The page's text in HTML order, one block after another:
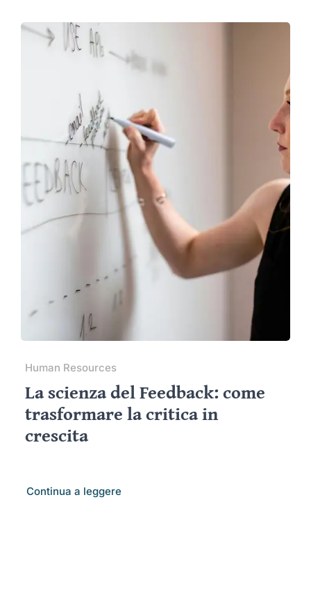
Chi sono
Human Resources
La scienza del Feedback: come
trasformare la critica in
crescita
Continua a leggere